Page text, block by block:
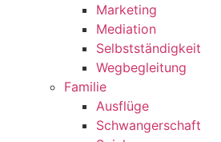
Marketing
Mediation
Selbstständigkeit
Wegbegleitung
Familie
Ausflüge
Schwangerschaft